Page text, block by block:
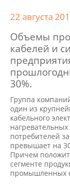
22 августа
Объемы
кабелей и
30%.
Группа
один из
кабельного
потребителей
превышает на
Причем
сегменте
промышленных